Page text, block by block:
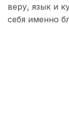
веру, язык и
себя именно